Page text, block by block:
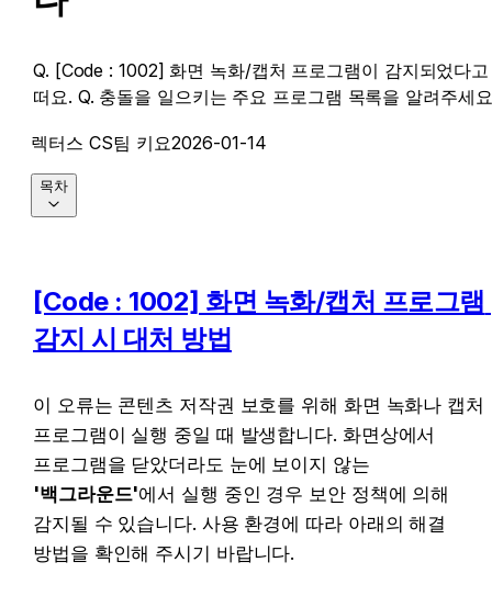
Q. [Code : 1002] 화면 녹화/캡처 프로그램이 감지되었다고
떠요. Q. 충돌을 일으키는 주요 프로그램 목록을 알려주세
렉터스 CS팀 키요2026-01-14
[Code : 1002] 화면 녹화/캡처 프로그램
감지 시 대처 방법
이 오류는 콘텐츠 저작권 보호를 위해 화면 녹화나 캡처
프로그램이 실행 중일 때 발생합니다. 화면상에서
'백그라운드'에서 실행 중인 경우 보안 정책에 의해
감지될 수 있습니다. 사용 환경에 따라 아래의 해결
방법을 확인해 주시기 바랍니다.
목차